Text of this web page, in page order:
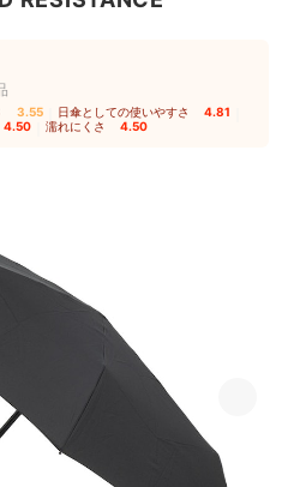
3.55 日傘としての使いやすさ 4.81
4.50 濡れにくさ 4.50